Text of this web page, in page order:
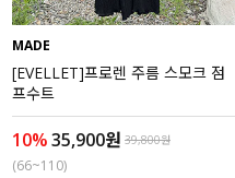
코디템
MADE
[EVELLET]프로렌 주름 스모크 점
프수트
10%35,900원 39,800원
(66~110)